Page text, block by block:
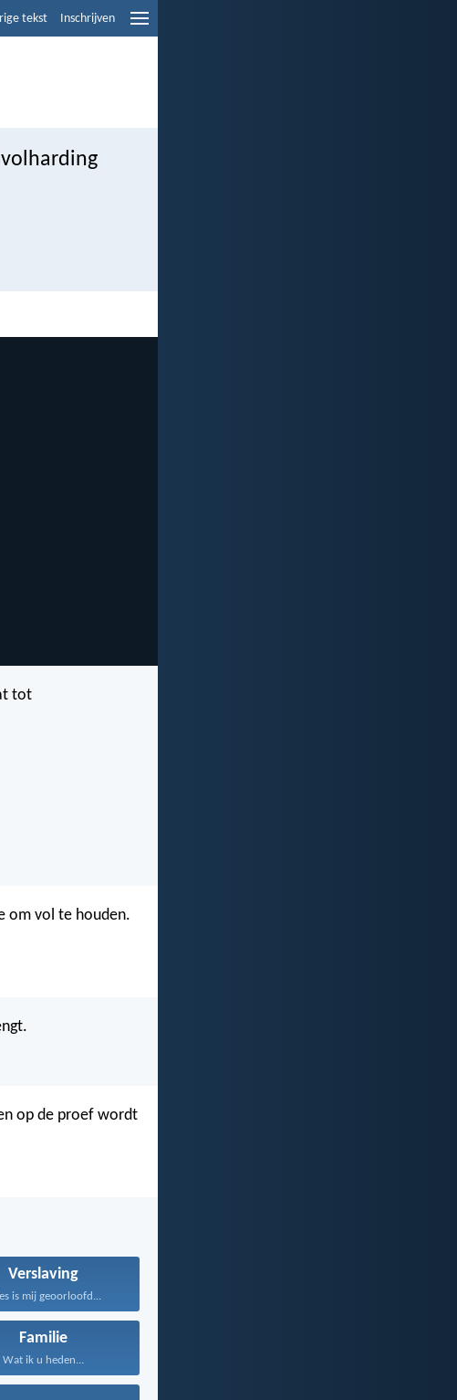
tekst Inschrijven
tot
om vol te houden.
op de proef wordt
Verslaving
is mij geoorloofd...
Familie
Wat ik u heden...